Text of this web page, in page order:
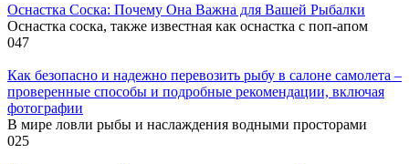
Оснастка Соска: Почему Она Важна для Вашей Рыбалки
Оснастка соска, также известная как оснастка с поп-апом
047
Как безопасно и надежно перевозить рыбу в салоне самолета –
проверенные способы и подробные рекомендации, включая
фотографии
В мире ловли рыбы и наслаждения водными просторами
025